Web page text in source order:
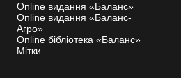
Online видання «Баланс»
Online видання «Баланс-
Агро»
Online бібліотека «Баланс»
Мітки